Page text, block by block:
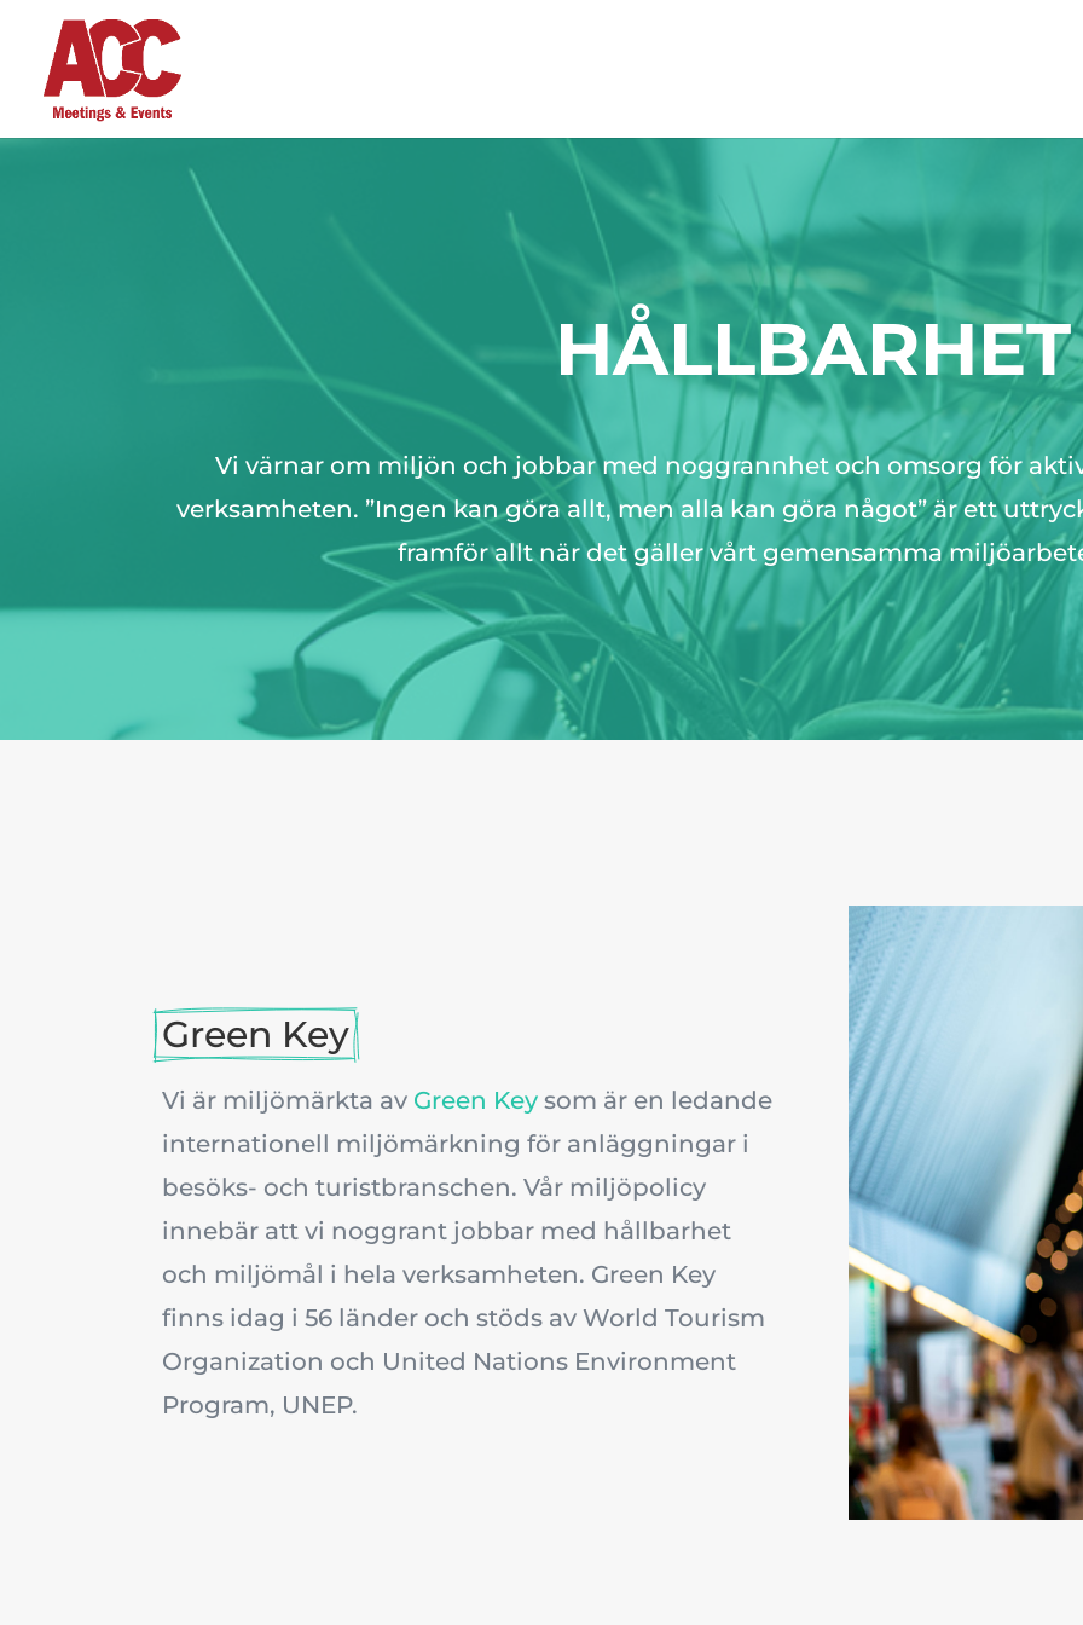
HÅLLBARHET
Vi värnar om miljön och jobbar med noggrannhet och omsorg för
verksamheten. ”Ingen kan göra allt, men alla kan göra något” är ett
framför allt när det gäller vårt gemensamma
Green Key
Vi är miljömärkta av Green Key som är en ledande
internationell miljömärkning för anläggningar i
besöks- och turistbranschen. Vår miljöpolicy
innebär att vi noggrant jobbar med hållbarhet
och miljömål i hela verksamheten. Green Key
finns idag i 56 länder och stöds av World Tourism
Organization och United Nations Environment
Program, UNEP.